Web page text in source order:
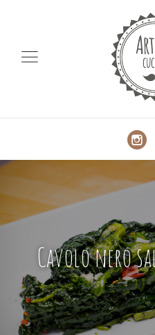
Cavolo nero